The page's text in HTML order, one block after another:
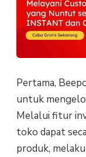
Pertama,
untuk
Melalui fitur
toko dapat
produk,